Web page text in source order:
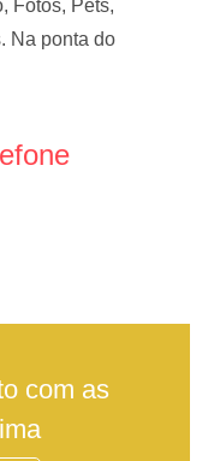
Fotos, Pets,
Na ponta do
com as